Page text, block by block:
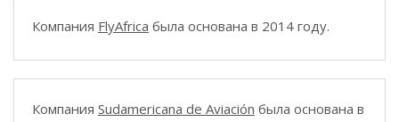
Компания FlyAfrica была основана в 2014 году.
Компания Sudamericana de Aviación была основана в